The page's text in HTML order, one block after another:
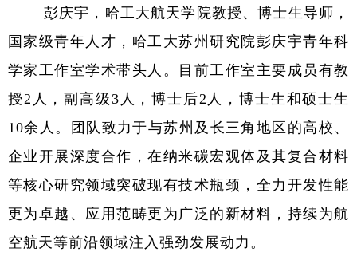
彭庆宇，哈工大航天学院教授、博士生导师，
国家级青年人才，哈工大苏州研究院彭庆宇青年科
学家工作室学术带头人。目前工作室主要成员有教
授 2 人，副高级3 人，博士后2 人，博士生和硕士生
10余人。团队致力于与苏州及长三角地区的高校、
企业开展深度合作，在纳米碳宏观体及其复合材料
等核心研究领域突破现有技术瓶颈，全力开发性能
更为卓越、应用范畴更为广泛的新材料，持续为航
空航天等前沿领域注入强劲发展动力。